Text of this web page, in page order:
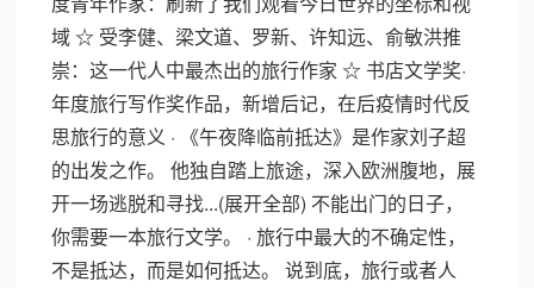
域 ☆ 受李健、梁文道、罗新、许知远、俞敏洪推
崇：这一代人中最杰出的旅行作家 ☆ 书店文学奖·
年度旅行写作奖作品，新增后记，在后疫情时代反
思旅行的意义 · 《午夜降临前抵达》是作家刘子超
的出发之作。 他独自踏上旅途，深入欧洲腹地，展
开一场逃脱和寻找...(展开全部) 不能出门的日子，
你需要一本旅行文学。 · 旅行中最大的不确定性，
不是抵达，而是如何抵达。 说到底，旅行或者人